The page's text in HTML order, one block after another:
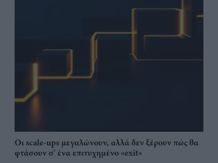
Οι scale-ups μεγαλώνουν, αλλά δεν ξέρουν πώς θα
φτάσουν σ' ένα επιτυχημένο «exit»